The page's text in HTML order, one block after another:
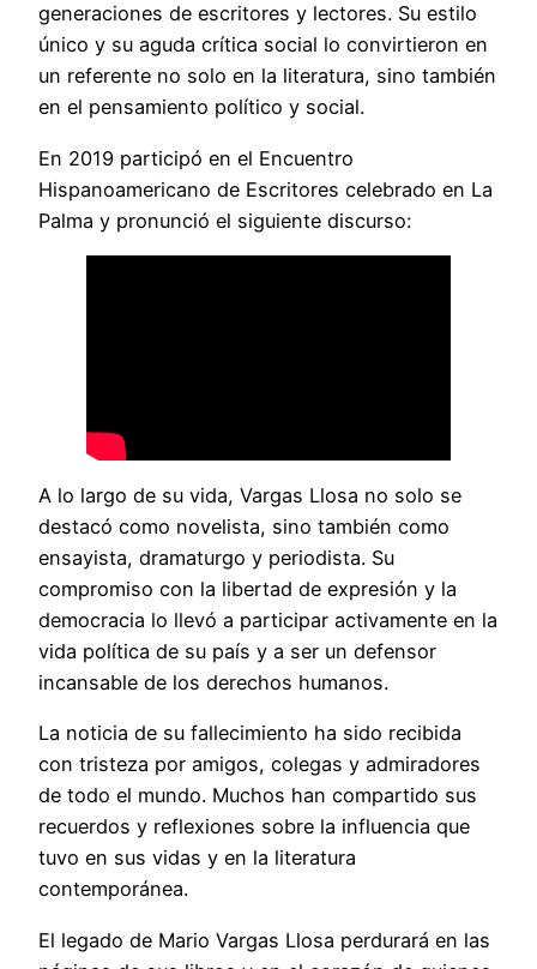
generaciones de escritores y lectores. Su estilo
único y su aguda crítica social lo convirtieron en
un referente no solo en la literatura, sino también
en el pensamiento político y social.
En 2019 participó en el Encuentro
Hispanoamericano de Escritores celebrado en La
Palma y pronunció el siguiente discurso:
A lo largo de su vida, Vargas Llosa no solo se
destacó como novelista, sino también como
ensayista, dramaturgo y periodista. Su
compromiso con la libertad de expresión y la
democracia lo llevó a participar activamente en la
vida política de su país y a ser un defensor
incansable de los derechos humanos.
La noticia de su fallecimiento ha sido recibida
con tristeza por amigos, colegas y admiradores
de todo el mundo. Muchos han compartido sus
recuerdos y reflexiones sobre la influencia que
tuvo en sus vidas y en la literatura
contemporánea.
El legado de Mario Vargas Llosa perdurará en las